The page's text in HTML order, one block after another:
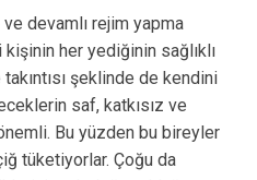
devamlı rejim yapma
her yediğinin sağlıklı
şeklinde de kendini
saf, katkısız ve
Bu yüzden bu bireyler
tüketiyorlar. Çoğu da